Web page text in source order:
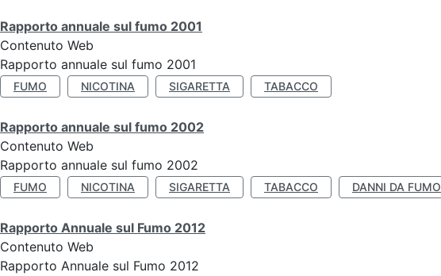
Rapporto annuale sul fumo 2001
Contenuto Web
Rapporto annuale sul fumo 2001
FUMO NICOTINA SIGARETTA TABACCO
Rapporto annuale sul fumo 2002
Contenuto Web
Rapporto annuale sul fumo 2002
FUMO NICOTINA SIGARETTA TABACCO DANNI DA FUMO
Rapporto Annuale sul Fumo 2012
Contenuto Web
Rapporto Annuale sul Fumo 2012